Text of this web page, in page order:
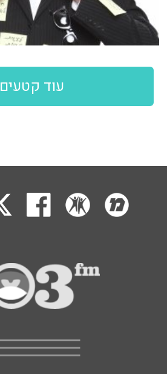
עוד קטעים